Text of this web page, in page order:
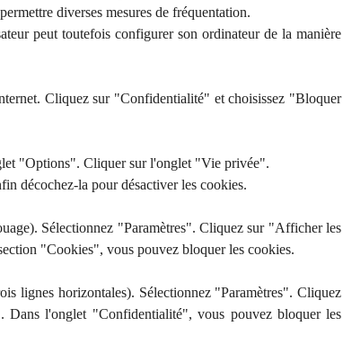
diverses mesures de fréquentation.
peut toutefois configurer son ordinateur de la manière
Cliquez sur "Confidentialité" et choisissez "Bloquer
"Options". Cliquer sur l'onglet "Vie privée".
décochez-la pour désactiver les cookies.
Sélectionnez "Paramètres". Cliquez sur "Afficher les
"Cookies", vous pouvez bloquer les cookies.
lignes horizontales). Sélectionnez "Paramètres". Cliquez
Dans l'onglet "Confidentialité", vous pouvez bloquer les